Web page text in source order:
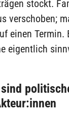
stockt.
verschoben;
einen Termin.
eigentlich